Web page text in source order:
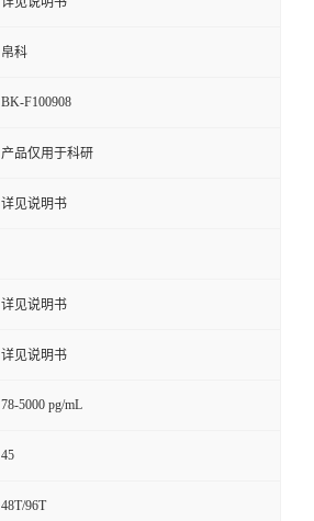
帛科
BK-F100908
产品仅用于科研
详见说明书
详见说明书
详见说明书
78-5000 pg/mL
45
48T/96T